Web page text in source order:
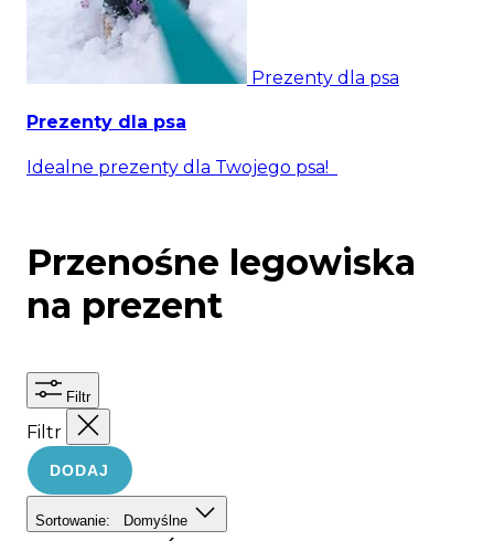
Prezenty dla psa
Prezenty dla psa
Idealne prezenty dla Twojego psa!
Przenośne legowiska
na prezent
Filtr
Filtr
DODAJ
Sortowanie: Domyślne